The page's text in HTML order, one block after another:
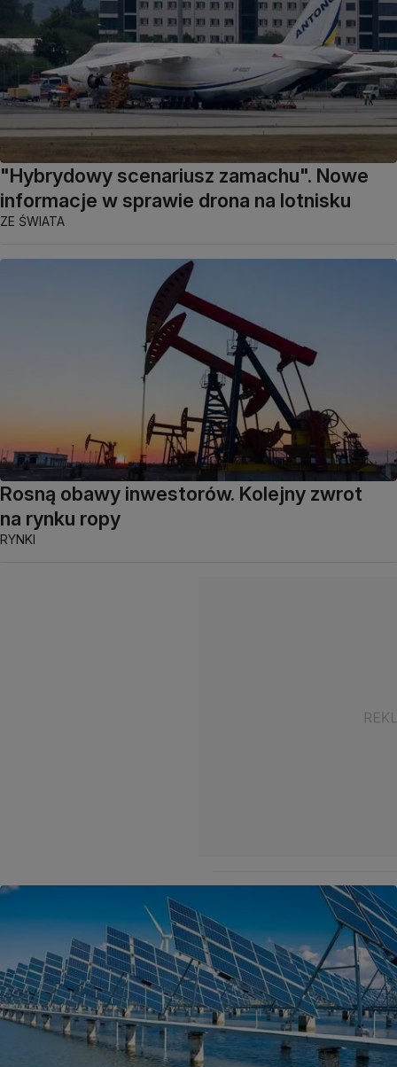
"Hybrydowy scenariusz zamachu". Nowe
informacje w sprawie drona na lotnisku
ZE ŚWIATA
Rosną obawy inwestorów. Kolejny zwrot
na rynku ropy
RYNKI